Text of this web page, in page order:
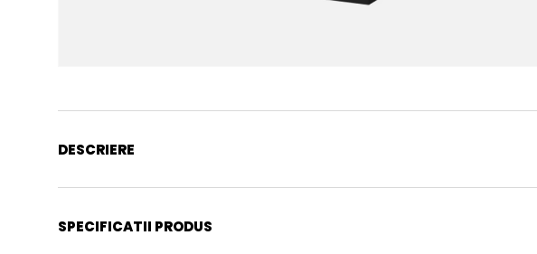
DESCRIERE
SPECIFICATII PRODUS